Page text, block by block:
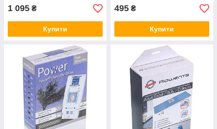
1 095 ₴
Купити
495 ₴
Купити